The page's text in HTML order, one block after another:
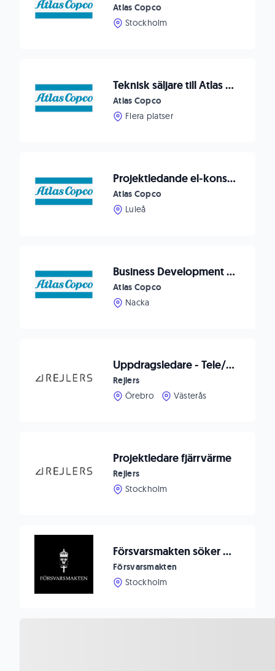
Atlas Copco
Stockholm
Teknisk säljare till Atlas Copco Compressor, Jönköping/Borås
Atlas Copco
Flera platser
Projektledande el-konstruktör till ITSAB / Atlas Copco
Atlas Copco
Luleå
Business Development Manager Pumps
Atlas Copco
Nacka
Uppdragsledare - Tele/Säkerhet
Rejlers
Örebro
Västerås
Projektledare fjärrvärme
Rejlers
Stockholm
Försvarsmakten söker sektionschef
Försvarsmakten
Stockholm